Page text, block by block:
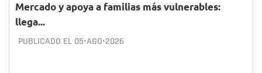
Mercado y apoya a familias más vulnerables:
llega...
PUBLICADO EL 05•AGO•2026